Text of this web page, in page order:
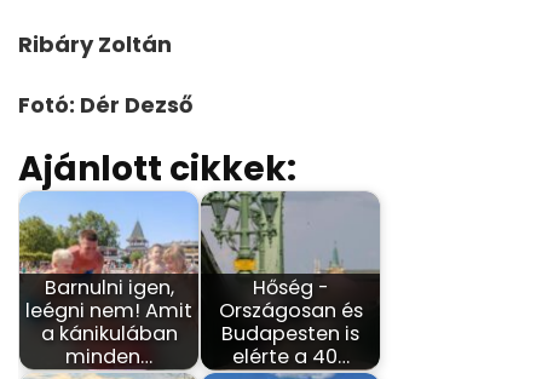
Ribáry Zoltán
Fotó: Dér Dezső
Ajánlott cikkek:
Barnulni igen,
leégni nem! Amit
a kánikulában
minden…
Hőség -
Országosan és
Budapesten is
elérte a 40…